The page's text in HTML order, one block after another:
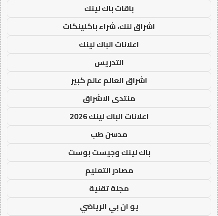
باقات باك لينك
اشراق لنك، شراء باكلينكات
اعلانات الباك لينك
التدريس
اشراق العالم عالم كبير
منتدى الاشراق
اعلانات الباك لينك 2026
مدسن طب
باك لينك وجيست بوست
مصادر التعليم
مجلة تقنية
يو ان بي الرياضي